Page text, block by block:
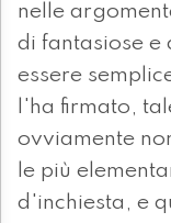
nelle
di fantasiose e
essere
l'ha firmato,
ovviamente
le più
d'inchiesta, e